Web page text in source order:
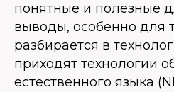
понятные и полезные
выводы, особенно для
разбирается в
приходят технологии
естественного языка